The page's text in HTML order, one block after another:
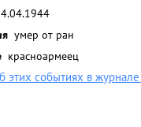
умер от ран
красноармеец
этих событиях в